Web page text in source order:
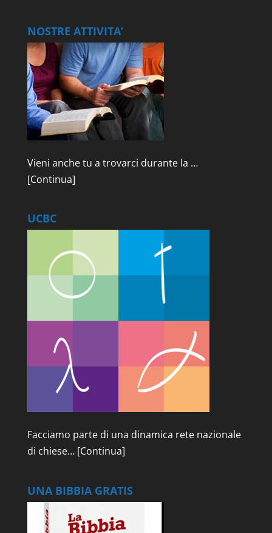
NOSTRE ATTIVITA’
Vieni anche tu a trovarci durante la …
[Continua]
UCBC
Facciamo parte di una dinamica rete nazionale
di chiese… [Continua]
UNA BIBBIA GRATIS